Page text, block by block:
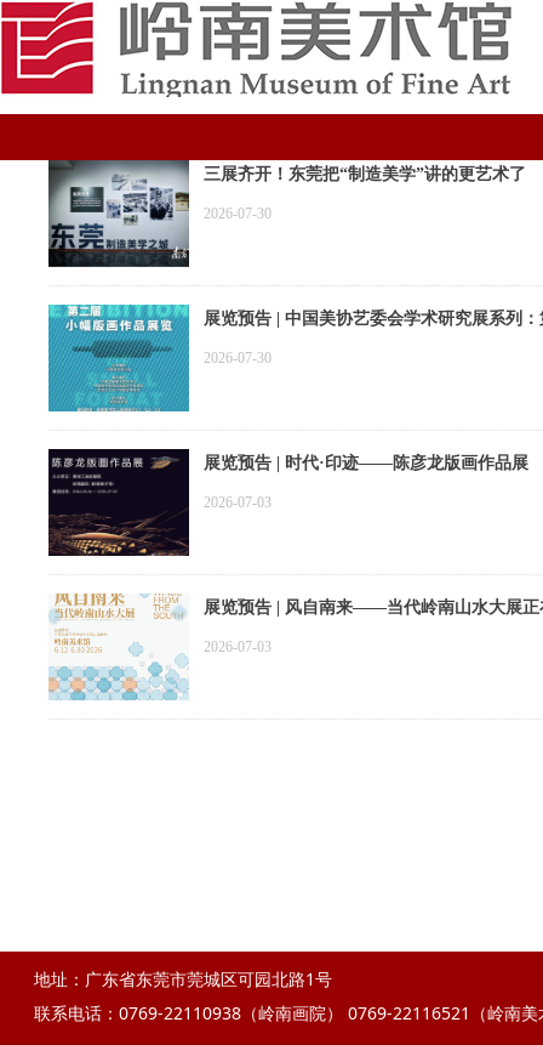
三展齐开！东莞把“制造美学”讲的更艺术了
2026-07-30
展览预告 | 中国美协艺委会学术研究展系列
2026-07-30
展览预告 | 时代·印迹——陈彦龙版画作品展
2026-07-03
展览预告 | 风自南来——当代岭南山水大展正
2026-07-03
地址：广东省东莞市莞城区可园北路1号
联系电话：0769-22110938（岭南画院）
0769-22116521（岭南美